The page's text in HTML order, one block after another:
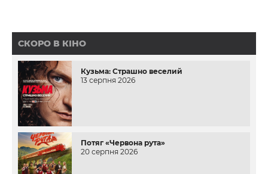
СКОРО В КІНО
Кузьма: Страшно веселий
13 серпня 2026
Потяг «Червона рута»
20 серпня 2026